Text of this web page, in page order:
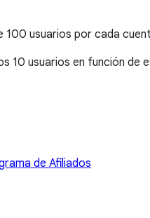
100 usuarios por cada
usuarios en función de
de Afiliados